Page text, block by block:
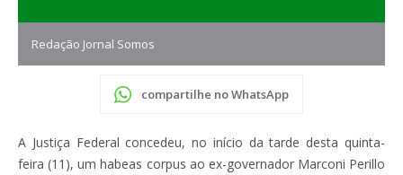
Redação Jornal Somos
compartilhe no WhatsApp
A Justiça Federal concedeu, no início da tarde desta quinta-
feira (11), um habeas corpus ao ex-governador Marconi Perillo